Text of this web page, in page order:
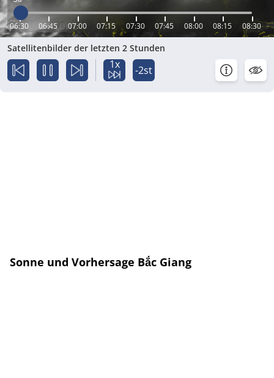
06:30 06:45 07:00 07:15 07:30 07:45 08:00 08:15 08:30
Satellitenbilder der letzten 2 Stunden
1x -2st
Sonne und Vorhersage Bắc Giang